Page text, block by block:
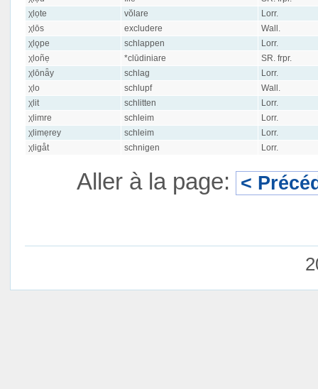
χlọte
vŏlare
Lorr.
χlōs
excludere
Wall.
χlǫpe
schlappen
Lorr.
χloñẹ
*clūdiniare
SR. frpr.
χlōnǟy
schlag
Lorr.
χlo
schlupf
Wall.
χlit
schlitten
Lorr.
χlimre
schleim
Lorr.
χlimẹrey
schleim
Lorr.
χligåt
schnigen Lorr.
Aller à la page: <